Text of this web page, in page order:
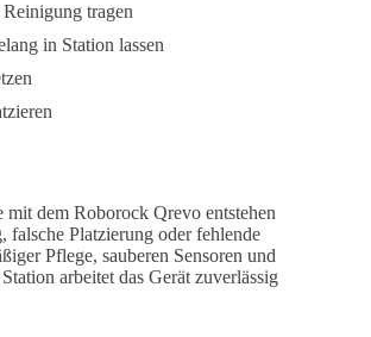
tragen
in Station lassen
mit dem Roborock Qrevo entstehen
falsche Platzierung oder fehlende
Pflege, sauberen Sensoren und
arbeitet das Gerät zuverlässig